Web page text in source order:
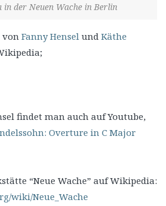
in der Neuen Wache in Berlin
von Fanny Hensel und Käthe
findet man auch auf Youtube,
Overture in C Major
“Neue Wache” auf Wikipedia:
wiki/Neue_Wache